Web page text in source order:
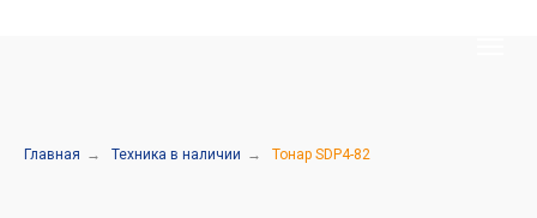
Главная → Техника в наличии → Тонар SDP4-82